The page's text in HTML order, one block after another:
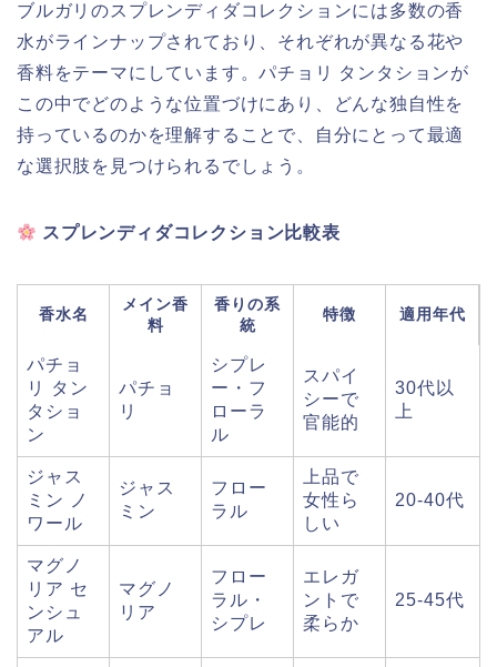
ブルガリのスプレンディダコレクションには多数の香
水がラインナップされており、それぞれが異なる花や
香料をテーマにしています。パチョリ タンタションが
この中でどのような位置づけにあり、どんな独自性を
持っているのかを理解することで、自分にとって最適
な選択肢を見つけられるでしょう。
スプレンディダコレクション比較表
香水名
メイン香
料
香りの系
統
特徴 適用年代
パチョ
リ タン
タショ
ン
パチョ
リ
シプレ
ー・フ
ローラ
ル
スパイ
シーで
官能的
30代以
上
ジャス
ミン ノ
ワール
ジャス
ミン
フロー
ラル
上品で
女性ら
しい
20-40代
マグノ
リア セ
ンシュ
アル
マグノ
リア
フロー
ラル・
シプレ
エレガ
ントで
柔らか
25-45代